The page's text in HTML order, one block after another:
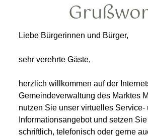
Liebe Bürgerinnen und Bürger,
sehr verehrte Gäste,
herzlich willkommen auf der
Gemeindeverwaltung des Marktes
nutzen Sie unser virtuelles Service-
Informationsangebot und setzen
schriftlich, telefonisch oder gerne